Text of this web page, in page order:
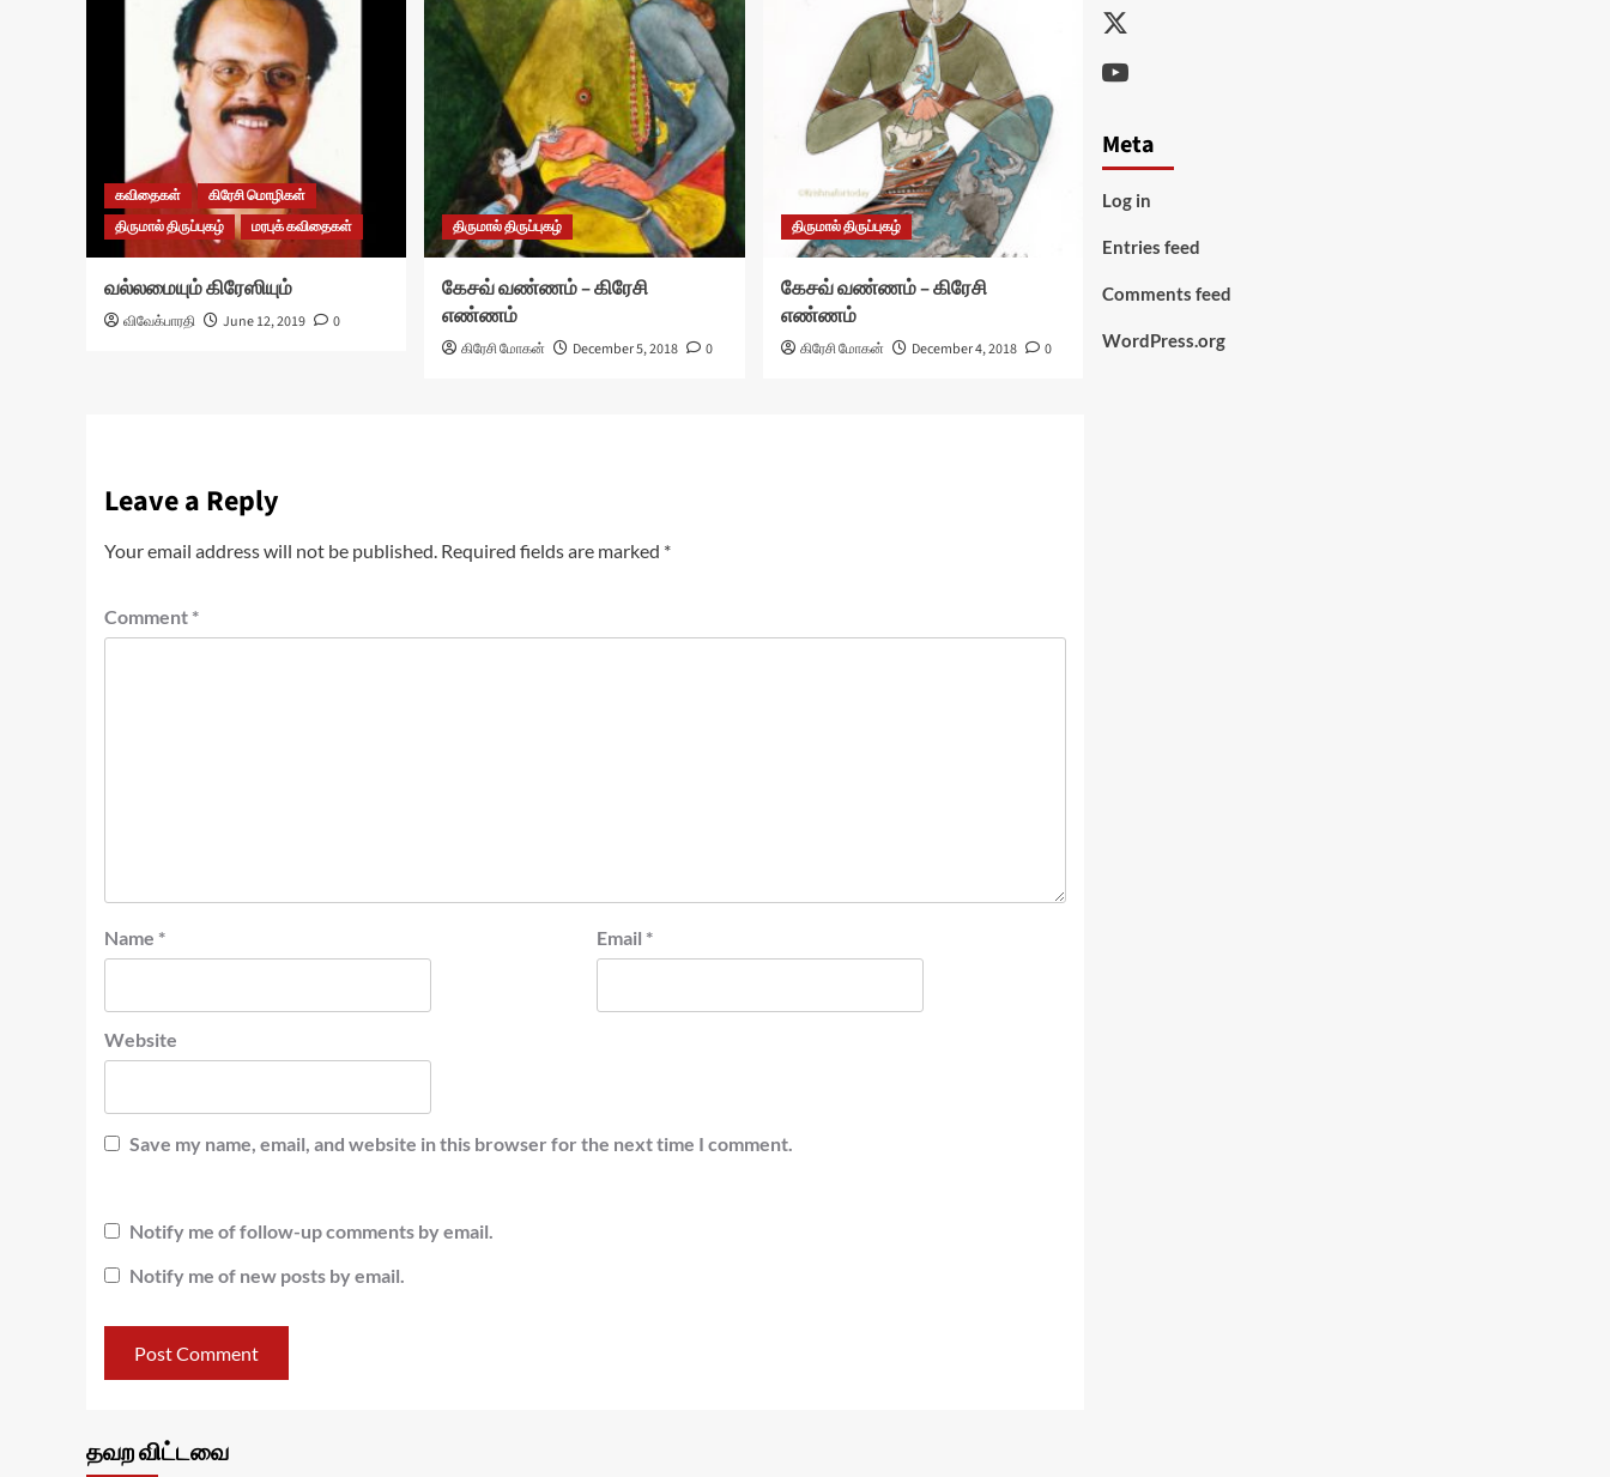
கவிதைகள்
கிரேசி மொழிகள்
திருமால் திருப்புகழ்
மரபுக் கவிதைகள்
வல்லமையும் கிரேஸியும்
விவேக்பாரதி June 12, 2019 0
திருமால் திருப்புகழ்
கேசவ் வண்ணம் – கிரேசி
எண்ணம்
கிரேசி மோகன் December 5, 2018 0
திருமால் திருப்புகழ்
கேசவ் வண்ணம் – கிரேசி
எண்ணம்
கிரேசி மோகன் December 4, 2018 0
Leave a Reply
Your email address will not be published. Required fields are marked *
Comment *
Name * Email *
Website
Save my name, email, and website in this browser for the next time I comment.
Notify me of follow-up comments by email.
Notify me of new posts by email.
Twitter
Youtube
Meta
Log in
Entries feed
Comments feed
WordPress.org
தவற விட்டவை